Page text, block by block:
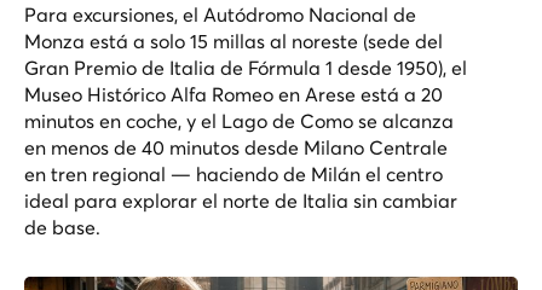
Para excursiones, el Autódromo Nacional de
Monza está a solo 15 millas al noreste (sede del
Gran Premio de Italia de Fórmula 1 desde 1950), el
Museo Histórico Alfa Romeo en Arese está a 20
minutos en coche, y el Lago de Como se alcanza
en menos de 40 minutos desde Milano Centrale
en tren regional — haciendo de Milán el centro
ideal para explorar el norte de Italia sin cambiar
de base.